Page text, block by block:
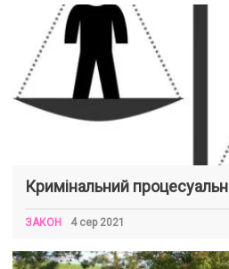
Кримінальний
ЗАКОН 4 сер 2021